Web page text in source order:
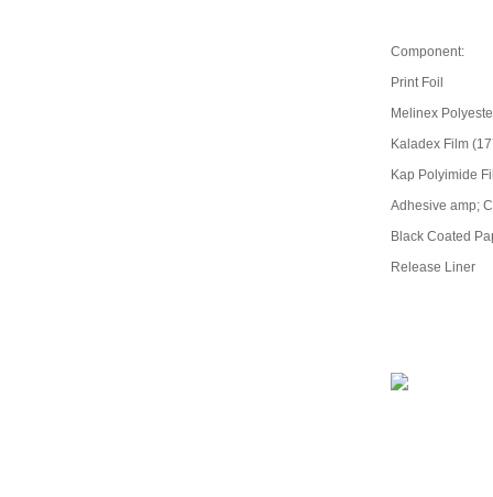
Component:
Print Foil
Melinex
Kaladex Film
Kap Polyimide
Adhesive amp;
Black Coated
Release Liner